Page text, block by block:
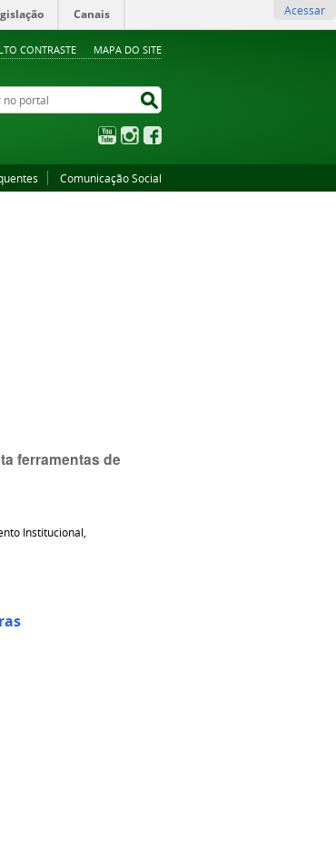
CONTRASTE MAPA DO SITE
Canais Acessar
portal
YouTubeInstagram
Comunicação Social
ferramentas de
Institucional,